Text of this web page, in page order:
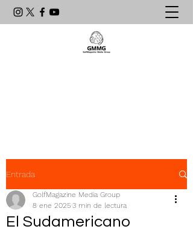
Entrada
El Sudamericano
GolfMagazine Media Group
8 ene 2025 3 min de lectura